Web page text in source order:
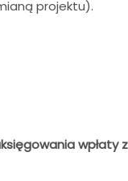
projektu).
wpłaty